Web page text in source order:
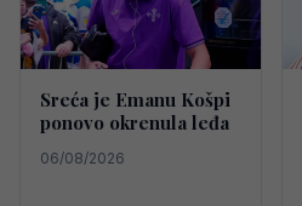
Sreća je Emanu Košpi
ponovo okrenula leđa
06/08/2026